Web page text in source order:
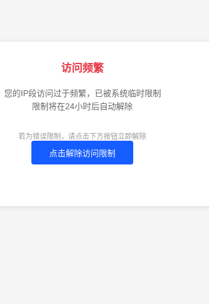
访问频繁
您的IP段访问过于频繁，已被系统临时限制
限制将在24小时后自动解除
若为错误限制，请点击下方按钮立即解除
点击解除访问限制